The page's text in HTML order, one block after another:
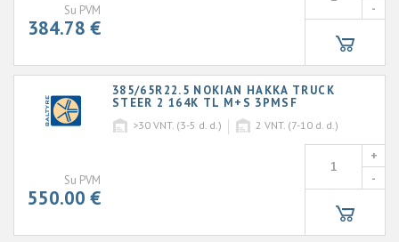
Su PVM
384.78 €
-
385/65R22.5 NOKIAN HAKKA TRUCK
STEER 2 164K TL M+S 3PMSF
>30 VNT. (3-5 d. d.) 2 VNT. (7-10 d. d.)
Su PVM
550.00 €
+
-